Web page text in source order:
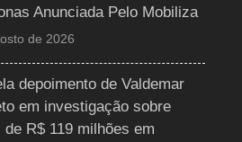
Anunciada Pelo Mobiliza
de 2026
depoimento de Valdemar
em investigação sobre
de R$ 119 milhões em